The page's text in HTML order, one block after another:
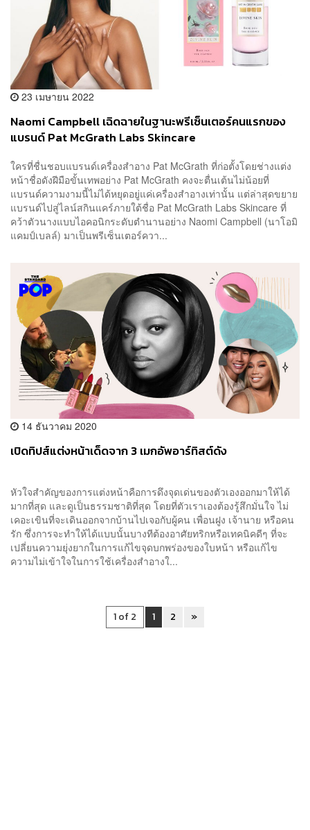
23 เมษายน 2022
Naomi Campbell เฉิดฉายในฐานะพรีเซ็นเตอร์คนแรกของ
แบรนด์ Pat McGrath Labs Skincare
ใครที่ชื่นชอบแบรนด์เครื่องสำอาง Pat McGrath ที่ก่อตั้งโดยช่างแต่ง
หน้าชื่อดังฝีมือขั้นเทพอย่าง Pat McGrath คงจะตื่นเต้นไม่น้อยที่
แบรนด์ความงามนี้ไม่ได้หยุดอยู่แค่เครื่องสำอางเท่านั้น แต่ล่าสุดขยาย
แบรนด์ไปสู่ไลน์สกินแคร์ภายใต้ชื่อ Pat McGrath Labs Skincare ที่
คว้าตัวนางแบบไอคอนิกระดับตำนานอย่าง Naomi Campbell (นาโอมิ
แคมป์เบลล์) มาเป็นพรีเซ็นเตอร์ควา...
14 ธันวาคม 2020
เปิดทิปส์แต่งหน้าเด็ดจาก 3 เมกอัพอาร์ทิสต์ดัง
หัวใจสำคัญของการแต่งหน้าคือการดึงจุดเด่นของตัวเองออกมาให้ได้
มากที่สุด และดูเป็นธรรมชาติที่สุด โดยที่ตัวเราเองต้องรู้สึกมั่นใจ ไม่
เคอะเขินที่จะเดินออกจากบ้านไปเจอกับผู้คน เพื่อนฝูง เจ้านาย หรือคน
รัก ซึ่งการจะทำให้ได้แบบนั้นบางทีต้องอาศัยทริกหรือเทคนิคดีๆ ที่จะ
เปลี่ยนความยุ่งยากในการแก้ไขจุดบกพร่องของใบหน้า หรือแก้ไข
ความไม่เข้าใจในการใช้เครื่องสำอางใ...
1 of 2 1 2 »